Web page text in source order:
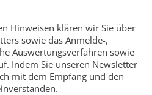
Hinweisen klären wir Sie über
sowie das Anmelde-,
Auswertungsverfahren sowie
Indem Sie unseren Newsletter
mit dem Empfang und den